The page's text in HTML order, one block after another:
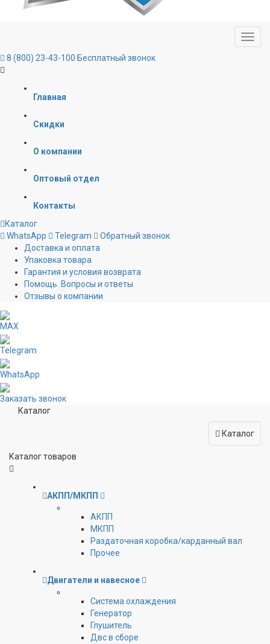
8 (800) 23-43-100 Бесплатный звонок
Главная
Скидки
О компании
Оптовый отдел
Контакты
Каталог
WhatsApp
Telegram
Обратный звонок
Доставка и оплата
Упаковка товара
Гарантия и условия возврата
Помощь. Вопросы и ответы
Отзывы о компании
MAX
Telegram
WhatsApp
Заказать звонок
Каталог
Каталог
Каталог товаров
АКПП/МКПП
АКПП
МКПП
Раздаточная коробка/карданный вал
Прочее
Двигатели и навесное
Cистема охлаждения
Генератор
Глушитель
Двс в сборе